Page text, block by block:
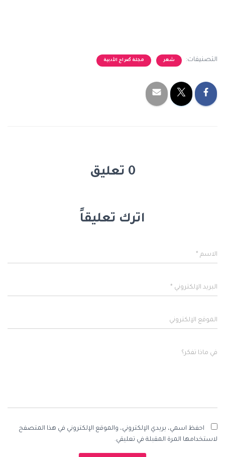
التصنيفات: شعر مجلة صُراح الأدبية
0 تعليق
اترك تعليقاً
الاسم *
البريد الإلكتروني *
الموقع الإلكتروني
في ماذا تفكر؟
احفظ اسمي، بريدي الإلكتروني، والموقع الإلكتروني في هذا المتصفح
لاستخدامها المرة المقبلة في تعليقي.